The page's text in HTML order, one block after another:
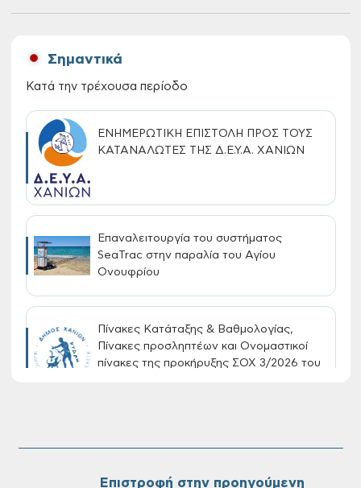
Σημαντικά
Κατά την τρέχουσα περίοδο
ΕΝΗΜΕΡΩΤΙΚΗ ΕΠΙΣΤΟΛΗ ΠΡΟΣ ΤΟΥΣ
ΚΑΤΑΝΑΛΩΤΕΣ ΤΗΣ Δ.Ε.Υ.Α. ΧΑΝΙΩΝ
Επαναλειτουργία του συστήματος
SeaTrac στην παραλία του Αγίου
Ονουφρίου
Πίνακες Κατάταξης & Βαθμολογίας,
Πίνακες προσληπτέων και Ονομαστικοί
πίνακες της προκήρυξης ΣΟΧ 3/2026 του
Επιστροφή στην προηγούμενη